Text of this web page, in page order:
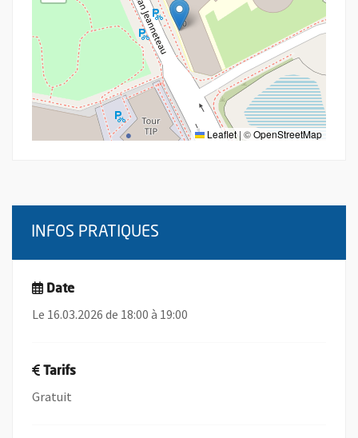
Leaflet | ©OpenStreetMap
INFOS PRATIQUES
Date
Le 16.03.2026 de 18:00 à 19:00
Tarifs
Gratuit